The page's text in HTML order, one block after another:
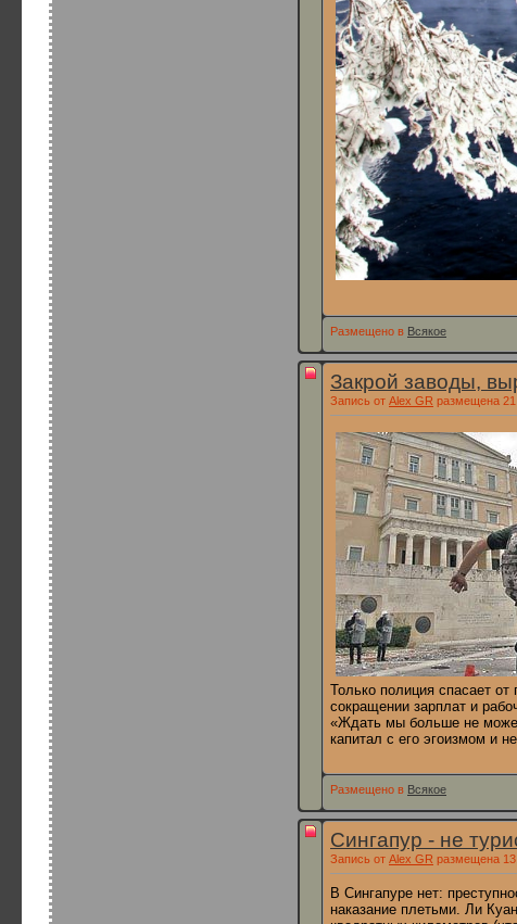
Размещено в Всякое
Закрой заводы,
Запись от Alex GR размещена
Только полиция спасает
сокращении зарплат и
«Ждать мы больше не
капитал с его эгоизмом и
Размещено в Всякое
Сингапур - не
Запись от Alex GR размещена
В Сингапуре нет:
наказание плетьми. Ли